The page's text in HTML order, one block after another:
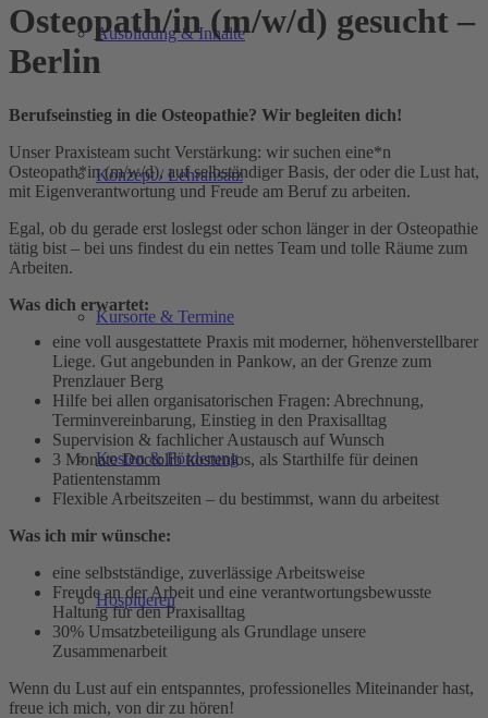
Ausbildung & Inhalte
Konzept / Lehransatz
Kursorte & Termine
Kosten & Förderung
Hospitieren
Osteopath/in (m/w/d) gesucht –
Berlin
Berufseinstieg in die Osteopathie? Wir begleiten dich!
Unser Praxisteam sucht Verstärkung: wir suchen eine*n
Osteopath*in (m/w/d), auf selbständiger Basis, der oder die Lust hat,
mit Eigenverantwortung und Freude am Beruf zu arbeiten.
Egal, ob du gerade erst loslegst oder schon länger in der Osteopathie
tätig bist – bei uns findest du ein nettes Team und tolle Räume zum
Arbeiten.
Was dich erwartet:
eine voll ausgestattete Praxis mit moderner, höhenverstellbarer
Liege. Gut angebunden in Pankow, an der Grenze zum
Prenzlauer Berg
Hilfe bei allen organisatorischen Fragen: Abrechnung,
Terminvereinbarung, Einstieg in den Praxisalltag
Supervision & fachlicher Austausch auf Wunsch
3 Monate Doctolib kostenlos, als Starthilfe für deinen
Patientenstamm
Flexible Arbeitszeiten – du bestimmst, wann du arbeitest
Was ich mir wünsche:
eine selbstständige, zuverlässige Arbeitsweise
Freude an der Arbeit und eine verantwortungsbewusste
Haltung für den Praxisalltag
30% Umsatzbeteiligung als Grundlage unsere
Zusammenarbeit
Wenn du Lust auf ein entspanntes, professionelles Miteinander hast,
freue ich mich, von dir zu hören!